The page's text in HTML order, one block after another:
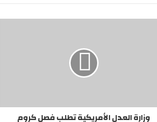
وزارة العدل الأمريكية تطلب فصل كروم